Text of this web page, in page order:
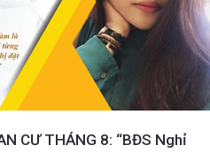
CƯ THÁNG 8: “BĐS Nghỉ